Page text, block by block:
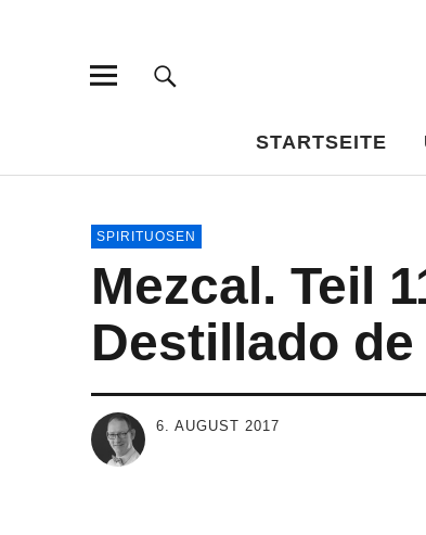
Bar-
STARTSEITE
SPIRITUOSEN
Mezcal. Teil
Destillado de
6. AUGUST 2017